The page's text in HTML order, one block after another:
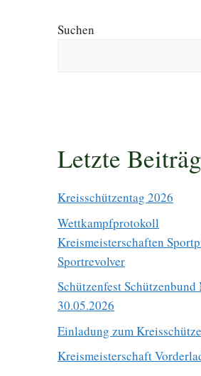
Suchen
Letzte
Kreisschützentag 2026
Wettkampfprotokoll
Kreismeisterschaften
Sportrevolver
Schützenfest
30.05.2026
Einladung zum
Kreismeisterschaft